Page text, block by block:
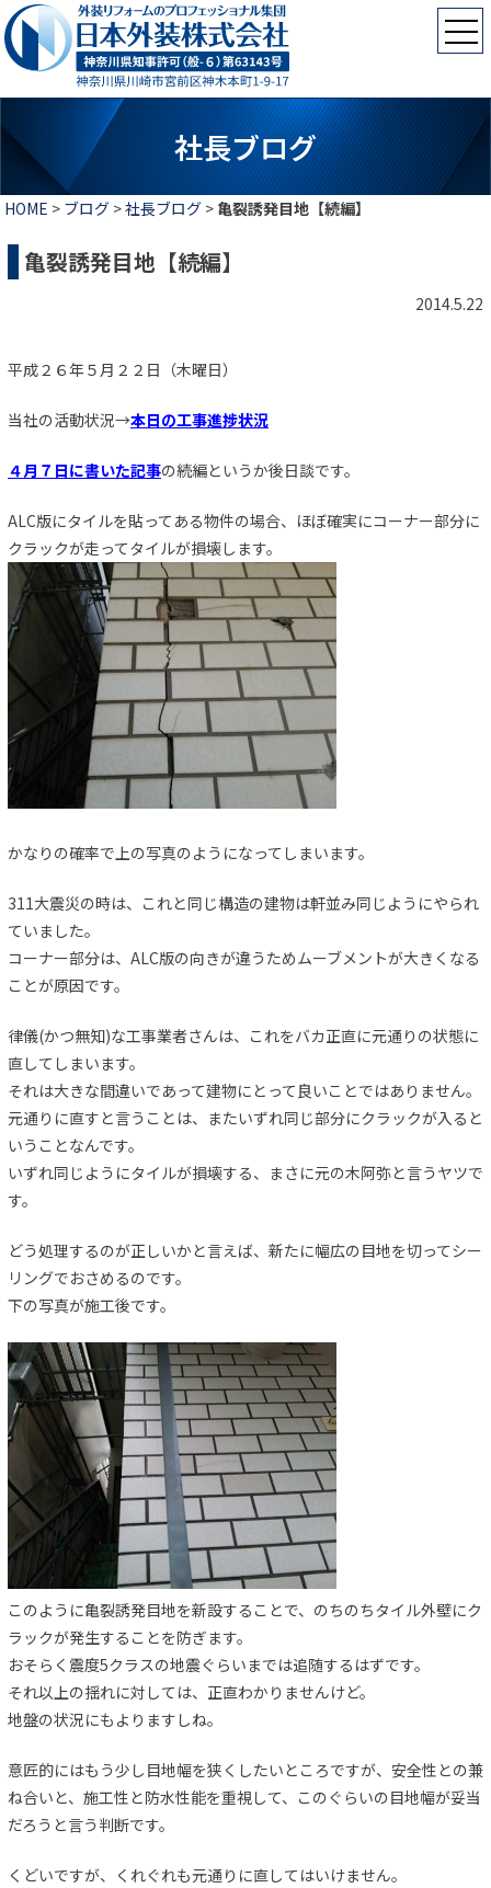
社長ブログ
HOME > ブログ>社長ブログ> 亀裂誘発目地【続編】
亀裂誘発目地【続編】
2014.5.22
平成２６年５月２２日（木曜日）
当社の活動状況→本日の工事進捗状況
４月７日に書いた記事の続編というか後日談です。
ALC版にタイルを貼ってある物件の場合、ほぼ確実にコーナー部分に
クラックが走ってタイルが損壊します。
かなりの確率で上の写真のようになってしまいます。
311大震災の時は、これと同じ構造の建物は軒並み同じようにやられ
ていました。
コーナー部分は、ALC版の向きが違うためムーブメントが大きくなる
ことが原因です。
律儀(かつ無知)な工事業者さんは、これをバカ正直に元通りの状態に
直してしまいます。
それは大きな間違いであって建物にとって良いことではありません。
元通りに直すと言うことは、またいずれ同じ部分にクラックが入ると
いうことなんです。
いずれ同じようにタイルが損壊する、まさに元の木阿弥と言うヤツで
す。
どう処理するのが正しいかと言えば、新たに幅広の目地を切ってシー
リングでおさめるのです。
下の写真が施工後です。
このように亀裂誘発目地を新設することで、のちのちタイル外壁にク
ラックが発生することを防ぎます。
おそらく震度5クラスの地震ぐらいまでは追随するはずです。
それ以上の揺れに対しては、正直わかりませんけど。
地盤の状況にもよりますしね。
意匠的にはもう少し目地幅を狭くしたいところですが、安全性との兼
ね合いと、施工性と防水性能を重視して、このぐらいの目地幅が妥当
だろうと言う判断です。
くどいですが、くれぐれも元通りに直してはいけません。